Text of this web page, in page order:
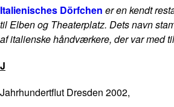
Italienisches Dörfchen er en kendt
til Elben og Theaterplatz. Dets navn
af italienske håndværkere, der var med
J
Jahrhundertflut Dresden 2002,